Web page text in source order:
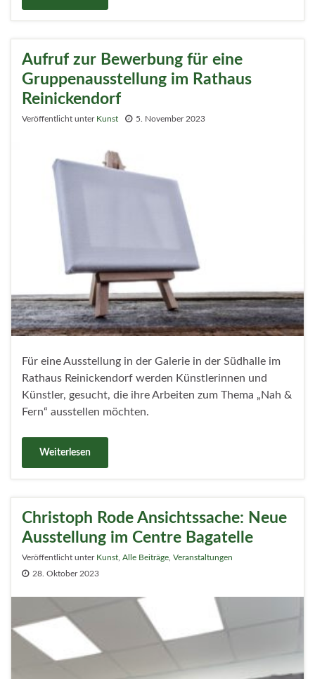
Aufruf zur Bewerbung für eine
Gruppenausstellung im Rathaus
Reinickendorf
Veröffentlicht unter Kunst 5. November 2023
Für eine Ausstellung in der Galerie in der Südhalle im
Rathaus Reinickendorf werden Künstlerinnen und
Künstler, gesucht, die ihre Arbeiten zum Thema „Nah &
Fern“ ausstellen möchten.
Weiterlesen
Christoph Rode Ansichtssache: Neue
Ausstellung im Centre Bagatelle
Veröffentlicht unter Kunst Alle Beiträge Veranstaltungen
28. Oktober 2023